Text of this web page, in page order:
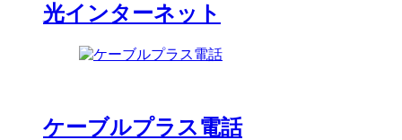
光インターネット
ケーブルプラス電話